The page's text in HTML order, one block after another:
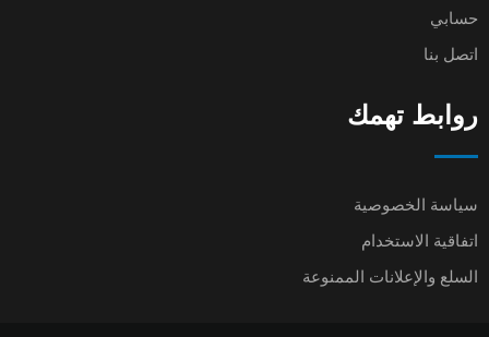
حسابي
اتصل بنا
روابط تهمك
سياسة الخصوصية
اتفاقية الاستخدام
السلع والإعلانات الممنوعة